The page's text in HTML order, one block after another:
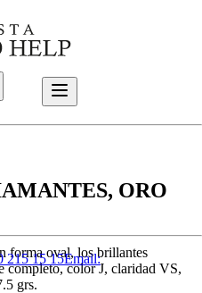
215 15 15Email:
ORO
forma oval, los brillantes
completo, color J, claridad VS,
grs.